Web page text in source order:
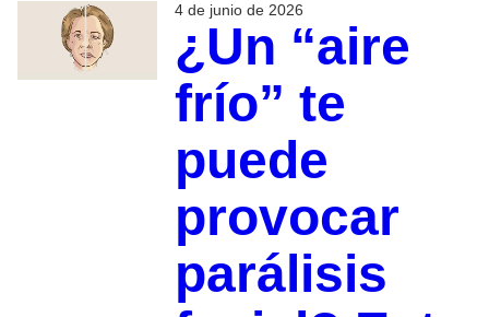
4 de junio de 2026
¿Un “aire
frío” te
puede
provocar
parálisis